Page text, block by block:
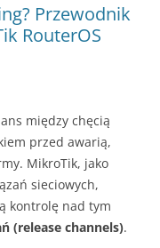
Przewodnik
RouterOS
między chęcią
przed awarią,
MikroTik, jako
sieciowych,
kontrolę nad tym
(release channels).